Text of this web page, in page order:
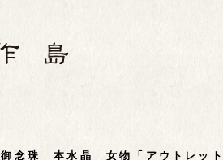
御念珠 本水晶 女物「アウトレット